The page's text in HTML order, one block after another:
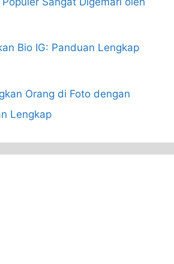
Bio IG: Panduan Lengkap
Orang di Foto dengan
Lengkap